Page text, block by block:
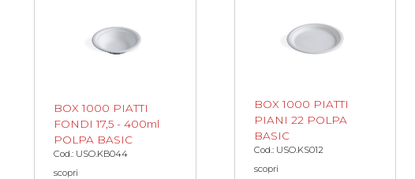
BOX 1000 PIATTI
FONDI 17,5 - 400ml
POLPA BASIC
Cod.: USO.KB044
scopri
BOX 1000 PIATTI
PIANI 22 POLPA
BASIC
Cod.: USO.KS012
scopri